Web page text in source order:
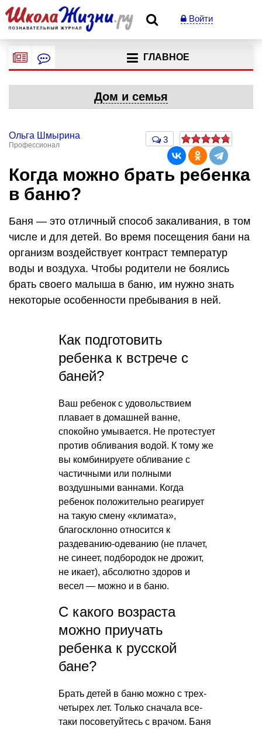
Войти
ГЛАВНОЕ
Дом и семья
Ольга Шмырина
Профессионал
3
Когда можно брать ребенка
в баню?
Баня — это отличный способ закаливания, в том
числе и для детей. Во время посещения бани на
организм воздействует контраст температур
воды и воздуха. Чтобы родители не боялись
брать своего малыша в баню, им нужно знать
некоторые особенности пребывания в ней.
Как подготовить
ребенка к встрече с
баней?
Ваш ребенок с удовольствием
плавает в домашней ванне,
спокойно умывается. Не протестует
против обливания водой. К тому же
вы комбинируете обливание с
частичными или полными
воздушными ваннами. Когда
ребенок положительно реагирует
на такую смену «климата»,
благосклонно относится к
раздеванию-одеванию (не плачет,
не синеет, подбородок не дрожит,
не икает), абсолютно здоров и
весел — можно и в баню.
С какого возраста
можно приучать
ребенка к русской
бане?
Брать детей в баню можно с трех-
четырех лет. Только сначала все-
таки посоветуйтесь с врачом. Баня